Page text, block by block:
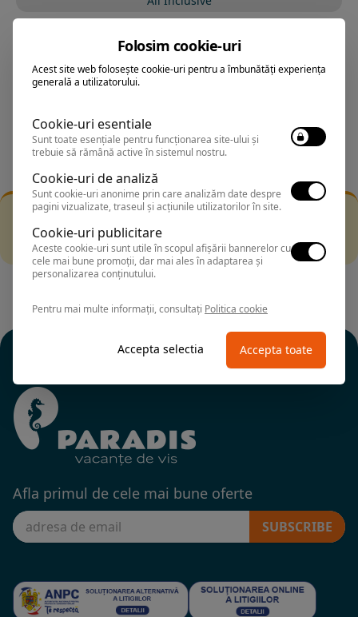
Filtrarea nu a returnat niciun rezultat
Incearca sa folosesti o cautarea mai generala sau alege
alte fitre.
Afla primul de cele mai bune oferte
SUBSCRIBE
Folosim cookie-uri
Acest site web folosește cookie-uri pentru a îmbunătăți experiența
generală a utilizatorului.
Cookie-uri esentiale
Sunt toate esențiale pentru funcționarea site-ului și
trebuie să rămână active în sistemul nostru.
Cookie-uri de analiză
Sunt cookie-uri anonime prin care analizăm date despre
pagini vizualizate, traseul și acțiunile utilizatorilor în site.
Cookie-uri publicitare
Aceste cookie-uri sunt utile în scopul afișării bannerelor cu
cele mai bune promoții, dar mai ales în adaptarea și
personalizarea conținutului.
Pentru mai multe informații, consultați Politica cookie
Accepta selectia Accepta toate